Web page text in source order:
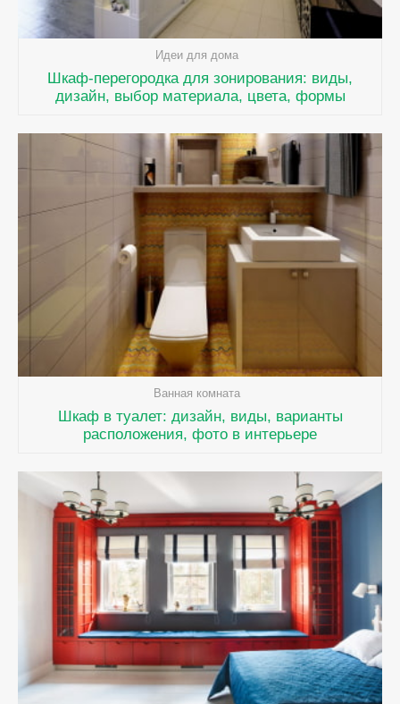
Идеи для дома
Шкаф-перегородка для зонирования: виды,
дизайн, выбор материала, цвета, формы
Ванная комната
Шкаф в туалет: дизайн, виды, варианты
расположения, фото в интерьере